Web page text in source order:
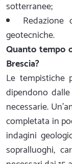
sotterranee;
Redazione
geotecniche.
Quanto tempo
Brescia?
Le tempistiche
dipendono
necessarie.
completata in
indagini
sopralluoghi,